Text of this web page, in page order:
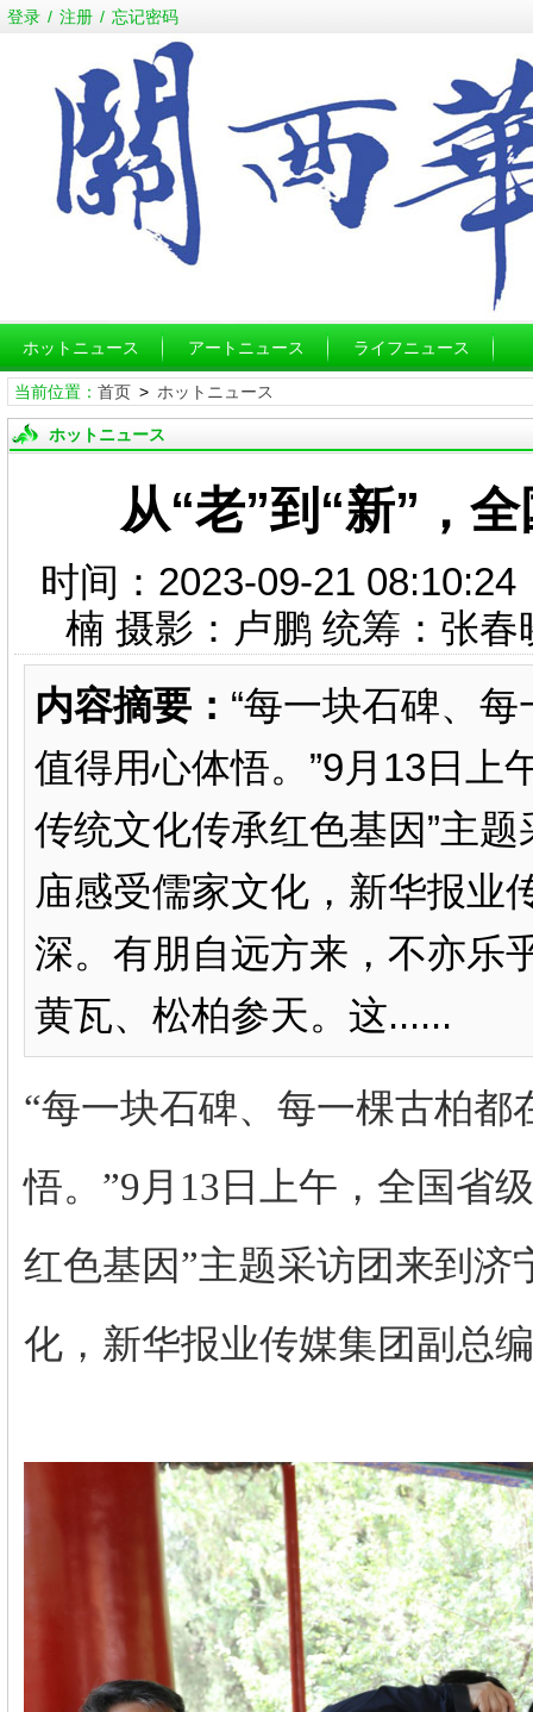
登录 / 注册 / 忘记密码
ホットニュース アートニュース ライフニュース
当前位置： 首页> ホットニュース
ホットニュース
从“老”到“新”，
时间：2023-09-21
楠 摄影：卢鹏 统筹：
内容摘要： “每一块石碑、
值得用心体悟。”9月13日上
传统文化传承红色基因”主
庙感受儒家文化，新华报业
深。有朋自远方来，不亦乐
黄瓦、松柏参天。这......
“每一块石碑、每一棵古柏
悟。”9月13日上午，全国省
红色基因”主题采访团来到
化，新华报业传媒集团副总